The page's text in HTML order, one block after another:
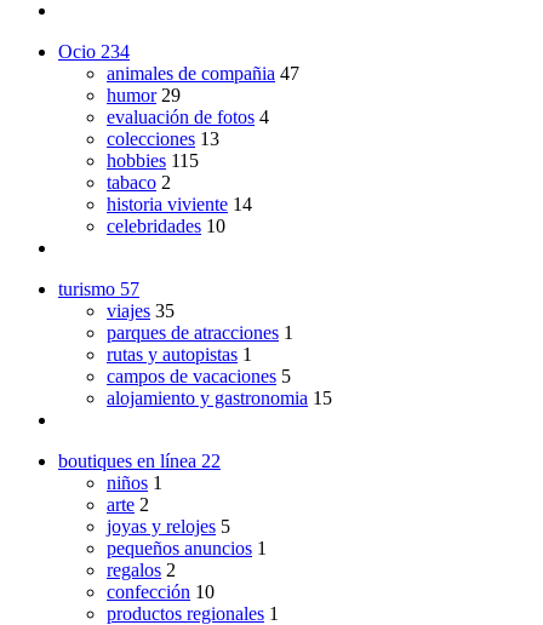
Ocio 234
animales de compañia 47
humor 29
evaluación de fotos 4
colecciones 13
hobbies 115
tabaco 2
historia viviente 14
celebridades 10
turismo 57
viajes 35
parques de atracciones 1
rutas y autopistas 1
campos de vacaciones 5
alojamiento y gastronomia 15
boutiques en línea 22
niños 1
arte 2
joyas y relojes 5
pequeños anuncios 1
regalos 2
confección 10
productos regionales 1